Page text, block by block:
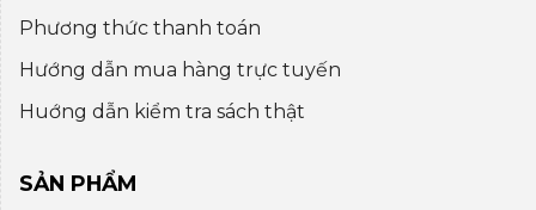
Phương thức thanh toán
Hướng dẫn mua hàng trực tuyến
Huớng dẫn kiểm tra sách thật
SẢN PHẨM